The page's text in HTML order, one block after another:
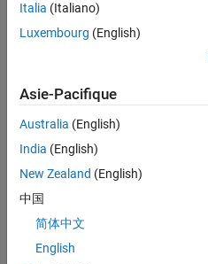
Italia (Italiano)
Luxembourg (English)
Asie-Pacifique
Australia (English)
India (English)
New Zealand (English)
中国
简体中文
English